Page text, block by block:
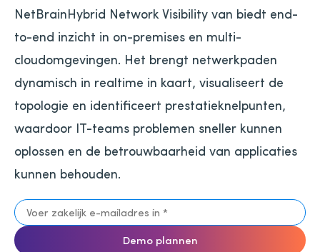
NetBrainHybrid Network Visibility van biedt end-
to-end inzicht in on-premises en multi-
cloudomgevingen. Het brengt netwerkpaden
dynamisch in realtime in kaart, visualiseert de
topologie en identificeert prestatieknelpunten,
waardoor IT-teams problemen sneller kunnen
oplossen en de betrouwbaarheid van applicaties
kunnen behouden.
Demo plannen